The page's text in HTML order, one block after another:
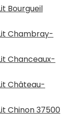
Bourgueil
Chambray-
Chanceaux-
Château-
Chinon 37500